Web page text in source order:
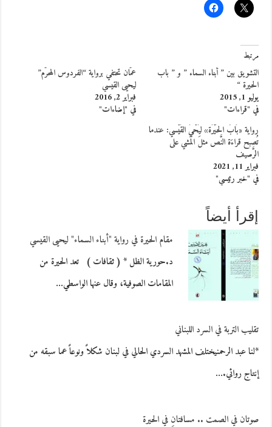
مرتبط
التشويق بين ” أبناء السماء ” و ” باب
الحيرة “
يوليو 1, 2015
في "قراءات"
عمّان تحتفي برواية “الفردوس المحرّم”
ليحيى القيسي
فبراير 2, 2016
في "إضاءات"
رواية «بَابُ الحَيْرَة» ليَحْيَ القَيْسي: عندما
تُصبح قراءَة النَّص مثلَ المَشي على
الرَّصيف
فبراير 11, 2021
في "خبر رئيسي"
إقرأ أيضاً
مقام الحيرة في رواية "أبناء السماء" ليحيى القيسي
د.حورية الظل * ( ثقافات ) تعد الحيرة من
المقامات الصوفية، وقال عنها الواسطي…
تقليب التربة في السرد اللبناني
*لنا عبد الرحمنيختلف المشهد السردي الحالي في لبنان شكلاً ونوعاً عما سبقه من
إنتاج روائي.…
صوتان في الصمت .. مسافتانِ في الحيرة